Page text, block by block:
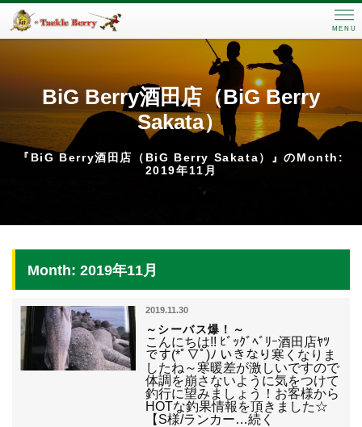
MENU
BiG Berry酒田店（BiG Berry
Sakata）
『BiG Berry酒田店（BiG Berry Sakata）』のMonth:
2019年11月
Month: 2019年11月
2019.11.30
～シーバス爆！～
こんにちは!! ﾋﾞｯｸﾞﾍﾞﾘｰ酒田店ﾔﾂ
です(*ﾟ▽ﾟ)ﾉ いきなり寒くなりま
したね～寒暖差が激しいですので
体調を崩さないように気をつけて
釣行に望みましょう！お客様から
HOTな釣果情報を頂きました☆
【S様/ランカー…続く